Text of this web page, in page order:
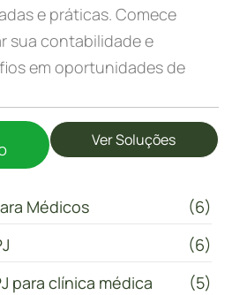
e práticas. Comece
sua contabilidade e
em oportunidades de
Ver Soluções
Médicos
(6)
(6)
para clínica médica
(5)